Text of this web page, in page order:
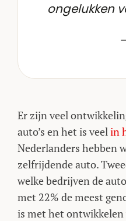
ongelukken
Er zijn veel
auto’s en het is veelin
Nederlanders hebben
zelfrijdende auto.
welke bedrijven de
met 22% de meest
is met het ontwikkelen